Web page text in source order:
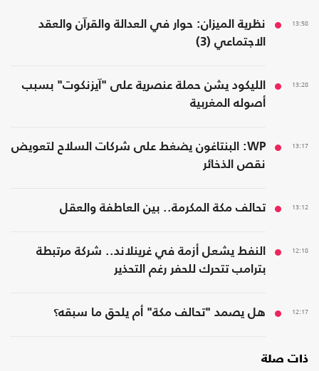
13:58
نظرية الميزان: حوار في العدالة والقرآن والعقد
الاجتماعي (3)
13:28
الليكود يشن حملة عنصرية على "آيزنكوت" بسبب
أصوله المغربية
13:17
WP: البنتاغون يضغط على شركات السلاح لتعويض
نقص الذخائر
13:12 تحالف مكة المكرمة.. بين العاطفة والعقل
12:18
النفط يشعل أزمة في غرينلاند.. شركة مرتبطة
بترامب تتحرك للحفر رغم التحذير
12:17 هل يصمد "تحالف مكة" أم يلحق ما سبقه؟
ذات صلة